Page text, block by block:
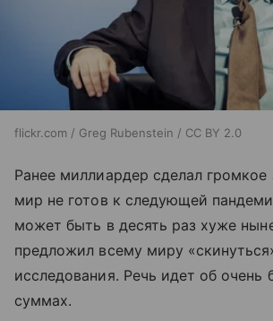
flickr.com / Greg Rubenstein / CC BY 2.0
Ранее миллиардер сделал громкое
мир не готов к следующей
может быть в десять раз хуже
предложил всему миру
исследования. Речь идет об очень
суммах.